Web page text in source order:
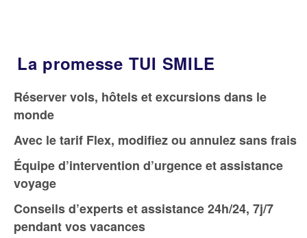
La promesse TUI SMILE
Réserver vols, hôtels et excursions dans le
monde
Avec le tarif Flex, modifiez ou annulez sans frais
Équipe d’intervention d’urgence et assistance
voyage
Conseils d’experts et assistance 24h/24, 7j/7
pendant vos vacances